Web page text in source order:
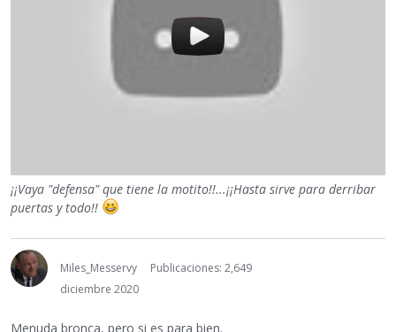
¡¡Vaya "defensa" que tiene la motito!!...¡¡Hasta sirve para derribar
puertas y todo!!
Miles_Messervy
Publicaciones: 2,649
diciembre 2020
Menuda bronca, pero si es para bien.